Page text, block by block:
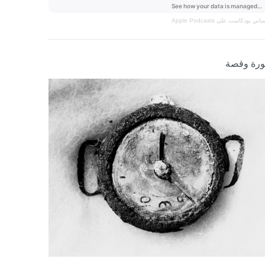
بودكاست على Apple Podcasts
وقصة